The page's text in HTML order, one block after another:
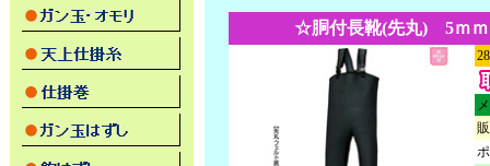
☆胴付長靴(先丸) 5ｍ